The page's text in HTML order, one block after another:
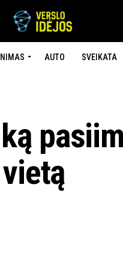
AUTO SVEIKATA